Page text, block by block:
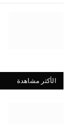
الأكثر مشاهدة